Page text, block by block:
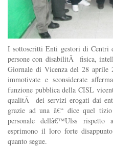
I sottoscritti Enti gestori di
persone con disabilitÃ fisica,
Giornale di Vicenza del 28
immotivate e sconsiderate
funzione pubblica della CISL
qualitÃ dei servizi erogati dai
grazie ad una â€“ dice quel
personale dellâ€™Ulss
esprimono il loro forte
quanto segue.